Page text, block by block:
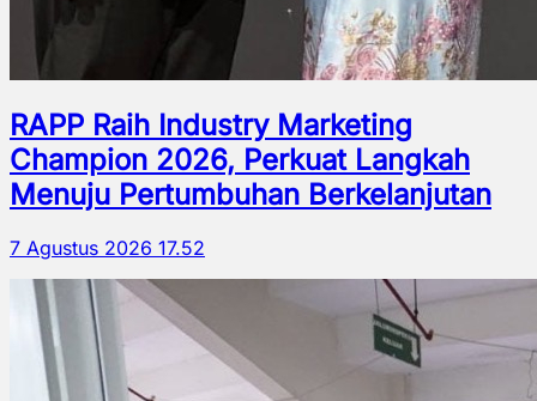
RAPP Raih Industry Marketing
Champion 2026, Perkuat Langkah
Menuju Pertumbuhan Berkelanjutan
7 Agustus 2026 17.52